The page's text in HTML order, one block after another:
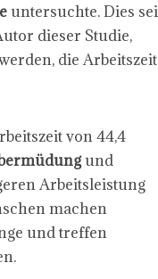
untersuchte. Dies sei
dieser Studie,
die Arbeitszeit
von 44,4
und
Arbeitsleistung
machen
und treffen